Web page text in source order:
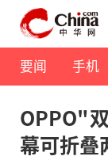
要闻 手机
OPPO"
幕可折叠